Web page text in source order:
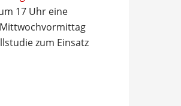
17 Uhr eine
Mittwochvormittag
zum Einsatz